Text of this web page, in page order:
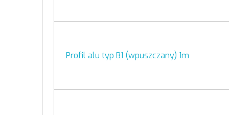
Profil alu typ B1 (wpuszczany) 1m